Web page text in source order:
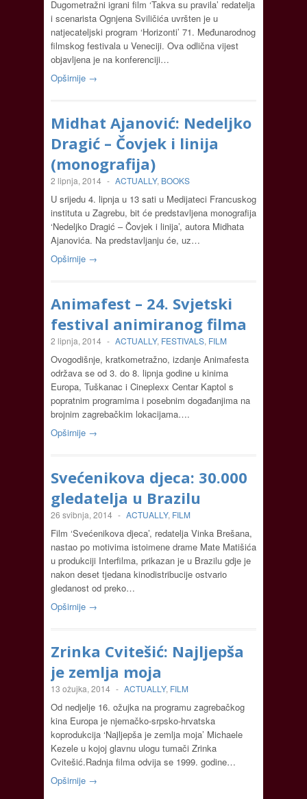
Dugometražni igrani film ‘Takva su pravila’ redatelja
i scenarista Ognjena Sviličića uvršten je u
natjecateljski program ‘Horizonti’ 71. Međunarodnog
filmskog festivala u Veneciji. Ova odlična vijest
objavljena je na konferenciji…
Opširnije →
Midhat Ajanović: Nedeljko
Dragić – Čovjek i linija
(monografija)
2 lipnja, 2014 - ACTUALLY, BOOKS
U srijedu 4. lipnja u 13 sati u Medijateci Francuskog
instituta u Zagrebu, bit će predstavljena monografija
‘Nedeljko Dragić – Čovjek i linija’, autora Midhata
Ajanovića. Na predstavljanju će, uz…
Opširnije →
Animafest – 24. Svjetski
festival animiranog filma
2 lipnja, 2014 - ACTUALLY, FESTIVALS, FILM
Ovogodišnje, kratkometražno, izdanje Animafesta
održava se od 3. do 8. lipnja godine u kinima
Europa, Tuškanac i Cineplexx Centar Kaptol s
popratnim programima i posebnim događanjima na
brojnim zagrebačkim lokacijama….
Opširnije →
Svećenikova djeca: 30.000
gledatelja u Brazilu
26 svibnja, 2014 - ACTUALLY, FILM
Film ‘Svećenikova djeca’, redatelja Vinka Brešana,
nastao po motivima istoimene drame Mate Matišića
u produkciji Interfilma, prikazan je u Brazilu gdje je
nakon deset tjedana kinodistribucije ostvario
gledanost od preko…
Opširnije →
Zrinka Cvitešić: Najljepša
je zemlja moja
13 ožujka, 2014 - ACTUALLY, FILM
Od nedjelje 16. ožujka na programu zagrebačkog
kina Europa je njemačko-srpsko-hrvatska
koprodukcija ‘Najljepša je zemlja moja’ Michaele
Kezele u kojoj glavnu ulogu tumači Zrinka
Cvitešić.Radnja filma odvija se 1999. godine…
Opširnije →